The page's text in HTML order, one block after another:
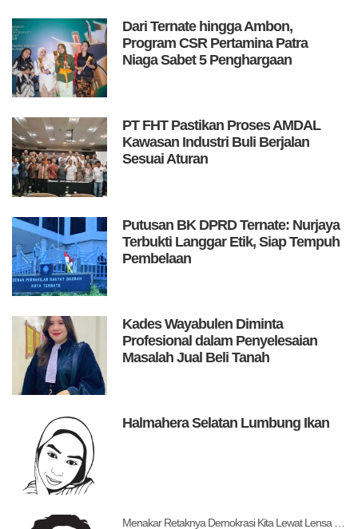
Dari Ternate hingga Ambon,
Program CSR Pertamina Patra
Niaga Sabet 5 Penghargaan
PT FHT Pastikan Proses AMDAL
Kawasan Industri Buli Berjalan
Sesuai Aturan
Putusan BK DPRD Ternate: Nurjaya
Terbukti Langgar Etik, Siap Tempuh
Pembelaan
Kades Wayabulen Diminta
Profesional dalam Penyelesaian
Masalah Jual Beli Tanah
Halmahera Selatan Lumbung Ikan